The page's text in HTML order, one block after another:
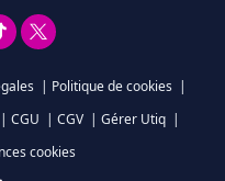
| Politique de cookies |
| CGU | CGV | Gérer Utiq |
cookies